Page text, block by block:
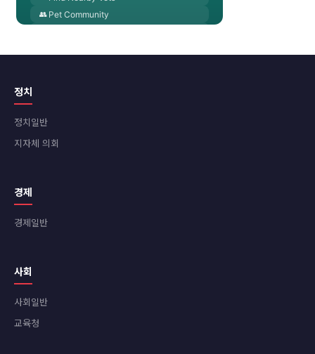
정치
정치일반
지자체 의회
경제
경제일반
사회
사회일반
교육청